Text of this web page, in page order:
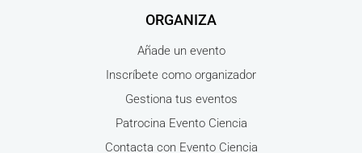
ORGANIZA
Añade un evento
Inscríbete como organizador
Gestiona tus eventos
Patrocina Evento Ciencia
Contacta con Evento Ciencia